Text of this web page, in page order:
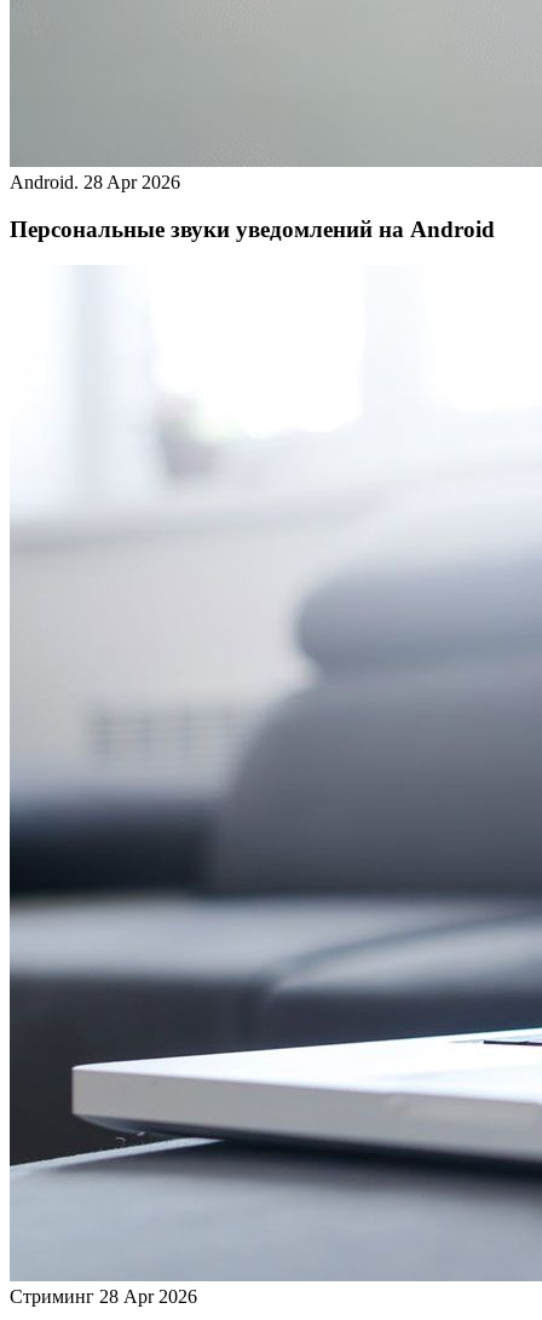
Android. 28 Apr 2026
Персональные звуки уведомлений на Android
Стриминг 28 Apr 2026